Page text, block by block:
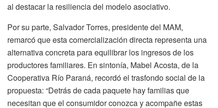
al destacar la resiliencia del modelo asociativo.
Por su parte, Salvador Torres, presidente del MAM,
remarcó que esta comercialización directa representa una
alternativa concreta para equilibrar los ingresos de los
productores familiares. En sintonía, Mabel Acosta, de la
Cooperativa Río Paraná, recordó el trasfondo social de la
propuesta: “Detrás de cada paquete hay familias que
necesitan que el consumidor conozca y acompañe estas